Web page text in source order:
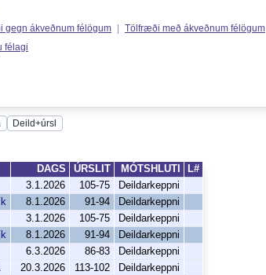
gegn ákveðnum félögum | Tölfræði með ákveðnum félögum
félagi
Deild+úrsl
DAGS ÚRSLIT MÓTSHLUTI
L#
3.1.2026 105-75
Deildarkeppni
8.1.2026 91-94
Deildarkeppni
3.1.2026 105-75
Deildarkeppni
8.1.2026 91-94
Deildarkeppni
6.3.2026 86-83
Deildarkeppni
20.3.2026 113-102
Deildarkeppni